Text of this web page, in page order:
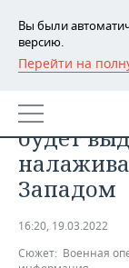
Вы были
версию.
Перейти на
РЕГИОНЫ
ТАТАРСТАН
УДМУРТИЯ
НОВОСТИ
АНАЛИТИКА
НОВОСТИ
ДЕКЛАРАЦИИ
ЭКОНОМИКА
НОВОСТИ
Лавров
будет
Западом
16:20, 19.03.2022
Сюжет: Военная